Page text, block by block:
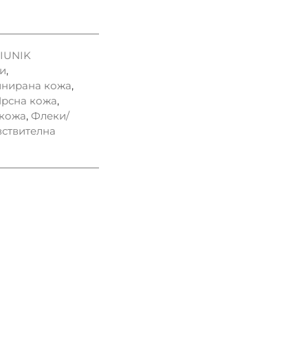
IUNIK
,
кожа,
кожа,
, Флеки/